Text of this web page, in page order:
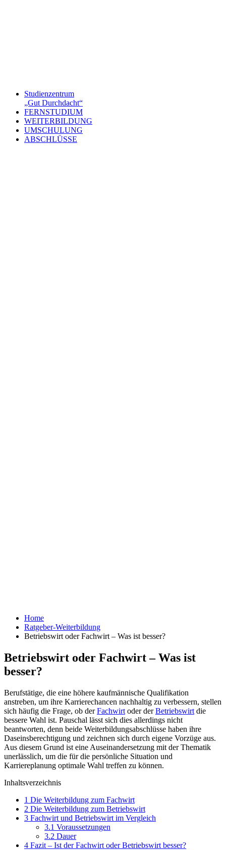
Studienzentrum
„Gut Durchdacht“
FERNSTUDIUM
WEITERBILDUNG
UMSCHULUNG
ABSCHLÜSSE
Home
Ratgeber-Weiterbildung
Betriebswirt oder Fachwirt – Was ist besser?
Betriebswirt oder Fachwirt – Was ist
besser?
Berufstätige, die eine höhere kaufmännische Qualifikation
anstreben, um ihre Karrierechancen nachhaltig zu verbessern, stellen
sich häufig die Frage, ob derFachwirt oder derBetriebswirt die
bessere Wahl ist. Pauschal lässt sich dies allerdings nicht
beantworten, denn beide Weiterbildungsabschlüsse haben ihre
Daseinsberechtigung und zeichnen sich durch eigene Vorzüge aus.
Aus diesem Grund ist eine Auseinandersetzung mit der Thematik
unerlässlich, um die für die persönliche Situation und
Karriereplanung optimale Wahl treffen zu können.
Inhaltsverzeichnis
1 Die Weiterbildung zum Fachwirt
2 Die Weiterbildung zum Betriebswirt
3 Fachwirt und Betriebswirt im Vergleich
3.1 Voraussetzungen
3.2 Dauer
4 Fazit – Ist der Fachwirt oder Betriebswirt besser?